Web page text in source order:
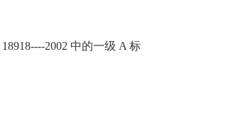
2002 中的一级 A 标